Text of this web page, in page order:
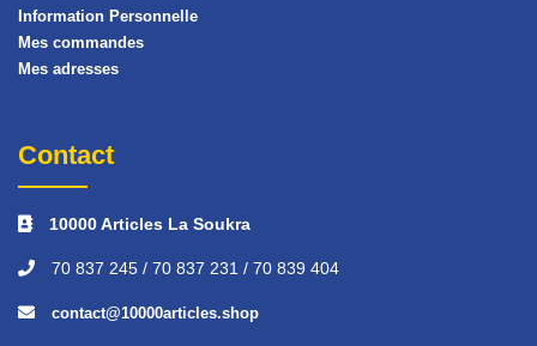
Information Personnelle
Mes commandes
Mes adresses
Contact
10000 Articles La Soukra
70 837 245 / 70 837 231 / 70 839 404
contact@10000articles.shop